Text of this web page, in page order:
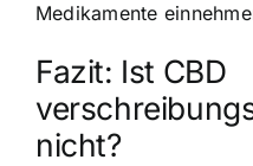
Medikamente
Fazit: Ist CBD
nicht?